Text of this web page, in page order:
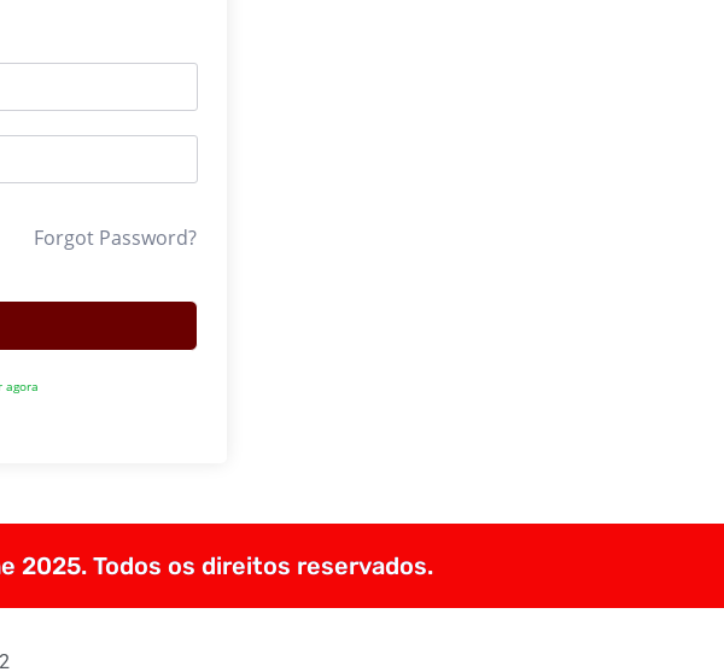
Forgot Password?
agora
2025. Todos os direitos reservados.